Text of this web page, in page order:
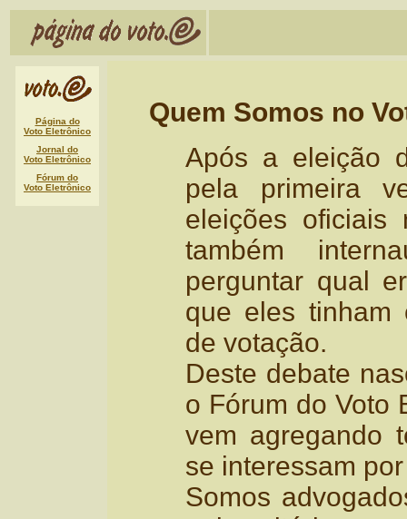
Página do
Voto Eletrônico
Jornal do
Voto Eletrônico
Fórum do
Voto Eletrônico
Quem Somos no
Após a eleição
pela primeira
eleições oficiais
também
perguntar qual
que eles tinham
de votação.
Deste debate
o Fórum do Voto
vem agregando
se interessam
Somos